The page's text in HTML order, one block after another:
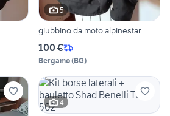
5
giubbino da moto alpinestar
100 €
Bergamo(BG)
4